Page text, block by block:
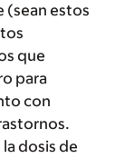
(sean estos
que
para
con
dosis de